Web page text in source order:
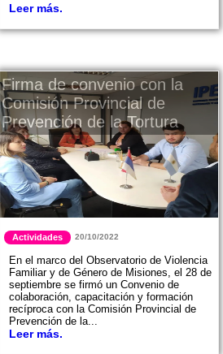
Leer más.
Firma de convenio con la
Comisión Provincial de
Prevención de la Tortura
Actividades 20/10/2022
En el marco del Observatorio de Violencia
Familiar y de Género de Misiones, el 28 de
septiembre se firmó un Convenio de
colaboración, capacitación y formación
recíproca con la Comisión Provincial de
Prevención de la...
Leer más.